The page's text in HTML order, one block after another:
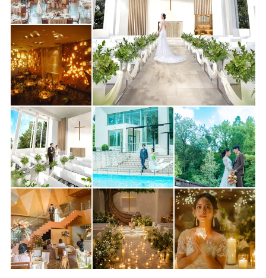
動物園チケットプレゼント付きフェア開催中
2. マッピングや音楽噴水など感動を生む多彩な演出！
成約特典：マッピング演出無料プレゼント！
3. 美しい一皿が記憶に残る、こだわりの創作フレンチ
国産牛を堪能！豪華無料試食フェア開催中！